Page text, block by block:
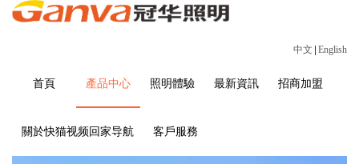
中文 English
首頁 產品中心 照明體驗 最新資訊 招商加盟
關於快猫视频回家导航 客戶服務